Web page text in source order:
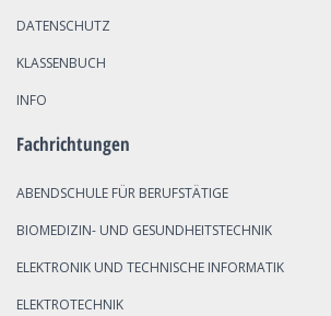
DATENSCHUTZ
KLASSENBUCH
INFO
Fachrichtungen
ABENDSCHULE FÜR BERUFSTÄTIGE
BIOMEDIZIN- UND GESUNDHEITSTECHNIK
ELEKTRONIK UND TECHNISCHE INFORMATIK
ELEKTROTECHNIK